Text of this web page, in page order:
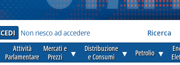
Non riesco ad accedere Ricerca
Attività
Parlamentare
Mercati e
Prezzi
▼
Distribuzione
e Consumi
▼ Petrolio ▼